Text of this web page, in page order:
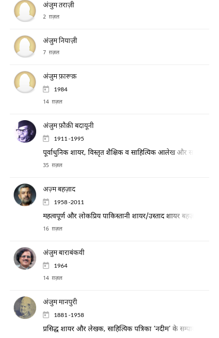
अंजुम तराज़ी
2 ग़ज़ल
अंजुम नियाज़ी
7 ग़ज़ल
अंजुम फ़ारूक़
1984
14 ग़ज़ल
अंजुम फ़ौक़ी बदायूनी
1911 -1995
पूर्वाधुनिक शायर, विस्तृत शैक्षिक व साहित्यिक आलेख और समकालीन
35 ग़ज़ल
अज़्म बहज़ाद
1958 -2011
महत्वपूर्ण और लोकप्रिय पाकिस्तानी शायर/उस्ताद शायर बहज़ाद
16 ग़ज़ल
अंजुम बाराबंकवी
1964
14 ग़ज़ल
अंजुम मानपुरी
1881 -1958
प्रसिद्ध शायर और लेखक, साहित्यिक पत्रिका ‘नदीम’ के सम्पादक,